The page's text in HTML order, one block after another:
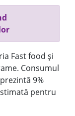
Fast food și
Consumul
9%
pentru